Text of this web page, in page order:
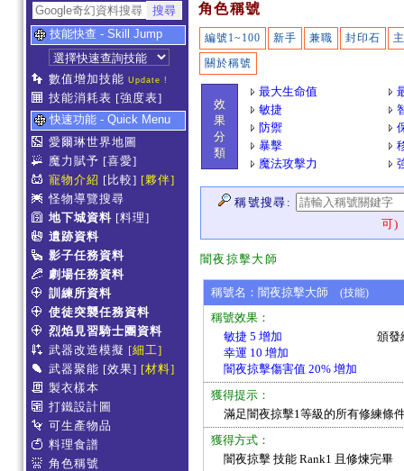
技能快查 - Skill Jump
數值增加技能 Update !
技能消耗表 [強度表]
快速功能 - Quick Menu
愛爾琳世界地圖
魔力賦予 [喜愛]
寵物介紹 [比較] [夥伴]
怪物導覽搜尋
地下城資料 [料理]
遺跡資料
影子任務資料
劇場任務資料
訓練所資料
使徒突襲任務資料
烈焰見習騎士團資料
武器改造模擬 [細工]
武器聚能 [效果] [材料]
製衣樣本
打鐵設計圖
可生產物品
料理食譜
角色稱號
角色稱號
編號1~100 新手 兼職 封印石
關於稱號
效
果
分
類
最大生命值
敏捷
防禦
暴擊
魔法攻擊力
稱號搜尋:
可)
闇夜掠擊大師
稱號名：闇夜掠擊大師 (技能)
稱號效果：
敏捷 5 增加
幸運 10 增加
闇夜掠擊傷害值 20% 增加
頒發
獲得提示：
滿足闇夜掠擊1等級的所有修練條
獲得方式：
闇夜掠擊 技能 Rank1 且修煉完畢